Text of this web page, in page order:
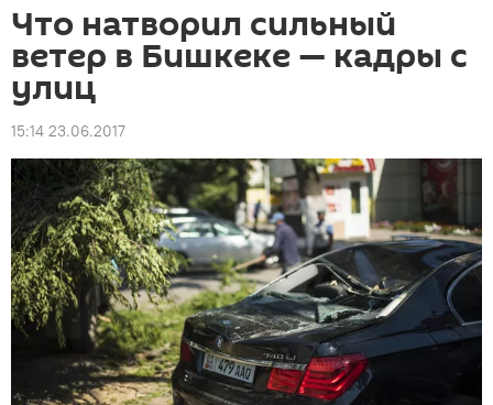
Что натворил сильный
ветер в Бишкеке — кадры с
улиц
15:14 23.06.2017